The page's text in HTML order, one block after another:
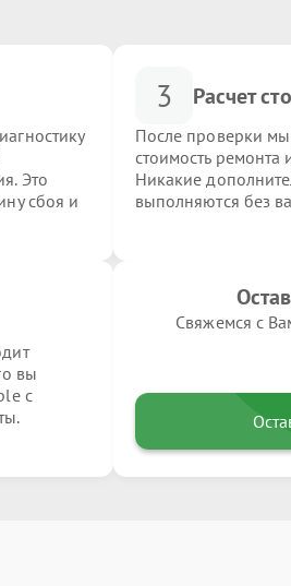
Это
сбоя и
3 Расчет
После проверки
стоимость ремонта
Никакие
выполняются без
вы
с
Свяжемся с